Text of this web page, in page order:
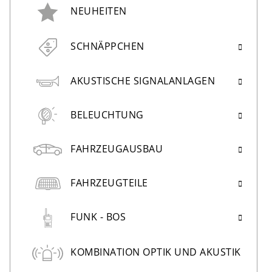
NEUHEITEN
SCHNÄPPCHEN
AKUSTISCHE SIGNALANLAGEN
BELEUCHTUNG
FAHRZEUGAUSBAU
FAHRZEUGTEILE
FUNK - BOS
KOMBINATION OPTIK UND AKUSTIK